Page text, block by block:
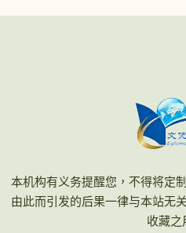
本机构有义务提醒您，不得将定
由此而引发的后果一律与本站无
收藏之